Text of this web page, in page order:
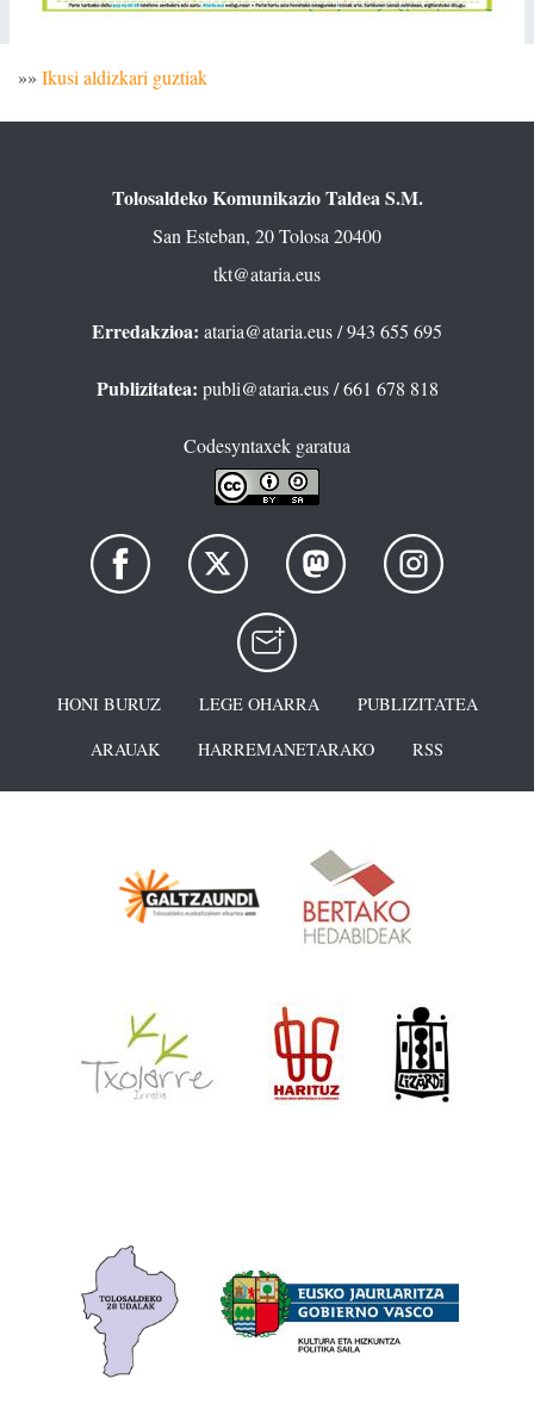
»» Ikusi aldizkari guztiak
Tolosaldeko Komunikazio Taldea S.M.
San Esteban, 20 Tolosa 20400
tkt@ataria.eus
Erredakzioa: ataria@ataria.eus/ 943 655 695
Publizitatea: publi@ataria.eus/ 661 678 818
Codesyntaxek garatua
HONI BURUZ LEGE OHARRA
PUBLIZITATEA
ARAUAK
HARREMANETARAKO RSS